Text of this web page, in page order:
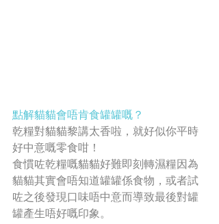
點解貓貓會唔肯食罐罐嘅？
乾糧對貓貓黎講太香啦，就好似你平時
好中意嘅零食咁！
食慣咗乾糧嘅貓貓好難即刻轉濕糧因為
貓貓其實會唔知道罐罐係食物，或者試
咗之後發現口味唔中意而導致最後對罐
罐產生唔好嘅印象。